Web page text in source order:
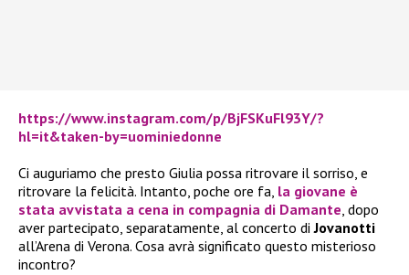
https://www.instagram.com/p/BjFSKuFl93Y/?
hl=it&taken-by=uominiedonne
Ci auguriamo che presto Giulia possa ritrovare il sorriso, e
ritrovare la felicità. Intanto, poche ore fa, la giovane è
stata avvistata a cena in compagnia di Damante, dopo
aver partecipato, separatamente, al concerto diJovanotti
all’Arena di Verona. Cosa avrà significato questo misterioso
incontro?